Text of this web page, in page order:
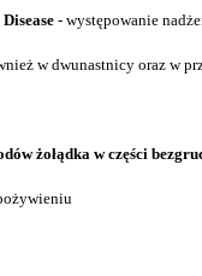
- występowanie
w dwunastnicy oraz w
żołądka w części bez